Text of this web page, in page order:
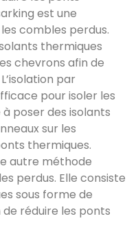
est une
combles perdus.
thermiques
chevrons afin de
par
pour isoler les
poser des isolants
sur les
thermiques.
autre méthode
perdus. Elle consiste
sous forme de
réduire les ponts